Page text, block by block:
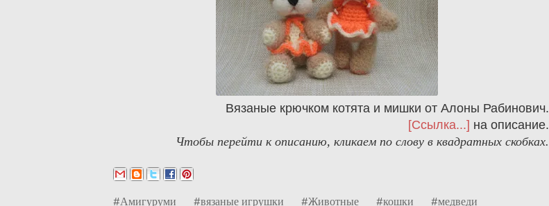
Вязаные крючком котята и мишки от Алоны Рабинович.
[Ссылка...] на описание.
Чтобы перейти к описанию, кликаем по слову в квадратных скобках.
#Амигуруми #вязаные игрушки #Животные #кошки #медведи